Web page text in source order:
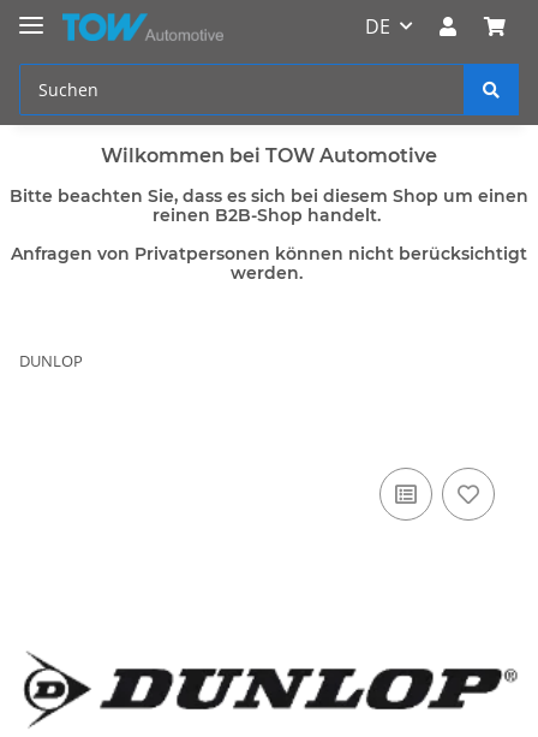
DE
Wilkommen bei TOW Automotive
Bitte beachten Sie, dass es sich bei diesem Shop um einen
reinen B2B-Shop handelt.
Anfragen von Privatpersonen können nicht berücksichtigt
werden.
DUNLOP